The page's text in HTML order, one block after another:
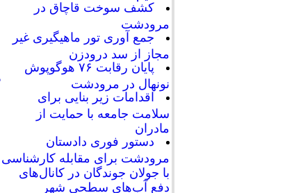
کشف سوخت قاچاق در
مرودشت
جمع آوری تور ماهیگیری غیر
مجاز از سد درودزن
پایان رقابت‌ ۷۶ هوگوپوش
نونهال در مرودشت
اقدامات زیر بنایی برای
سلامت جامعه با حمایت از
مادران
دستور فوری دادستان
مرودشت برای مقابله کارشناسی
با جولان جوندگان در کانال‌های
دفع آب‌های سطحی شهر